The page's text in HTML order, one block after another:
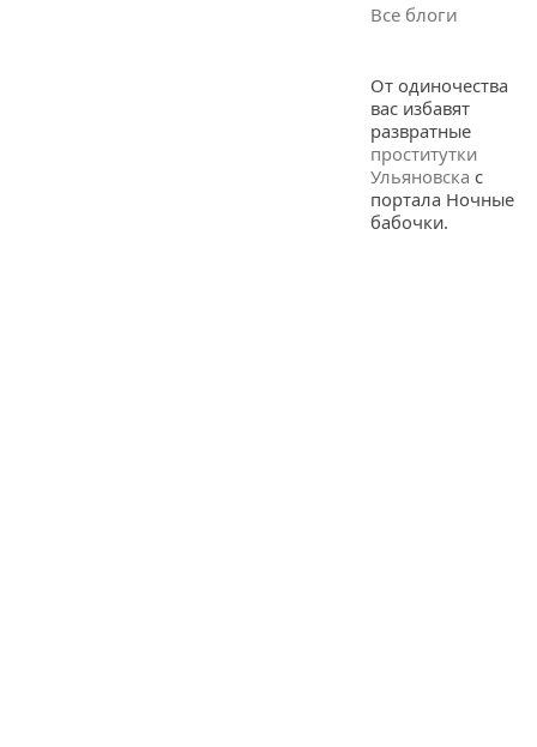
Все блоги
От одиночества
вас избавят
развратные
проститутки
Ульяновска с
портала Ночные
бабочки.